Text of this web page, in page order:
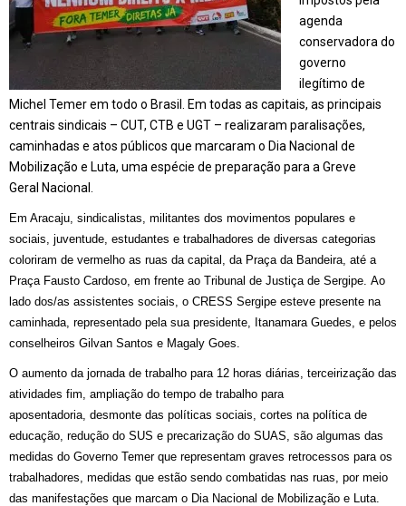
agenda
conservadora do
governo
ilegítimo de
Michel Temer em todo o Brasil. Em todas as capitais, as principais
centrais sindicais – CUT, CTB e UGT – realizaram paralisações,
caminhadas e atos públicos que marcaram o Dia Nacional de
Mobilização e Luta, uma espécie de preparação para a Greve
Geral Nacional.
Em Aracaju, sindicalistas, militantes dos movimentos populares e
sociais, juventude, estudantes e trabalhadores de diversas categorias
coloriram de vermelho as ruas da capital, da Praça da Bandeira, até a
Praça Fausto Cardoso, em frente ao Tribunal de Justiça de Sergipe. Ao
lado dos/as assistentes sociais, o CRESS Sergipe esteve presente na
caminhada, representado pela sua presidente, Itanamara Guedes, e pelos
conselheiros Gilvan Santos e Magaly Goes.
O aumento da jornada de trabalho para 12 horas diárias, terceirização das
atividades fim, ampliação do tempo de trabalho para
aposentadoria, desmonte das políticas sociais, cortes na política de
educação, redução do SUS e precarização do SUAS, são algumas das
medidas do Governo Temer que representam graves retrocessos para os
trabalhadores, medidas que estão sendo combatidas nas ruas, por meio
das manifestações que marcam o Dia Nacional de Mobilização e Luta.